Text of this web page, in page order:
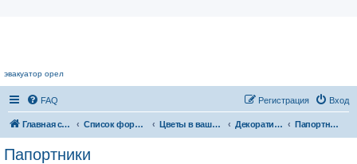
эвакуатор орел
FAQ Вход
Регистрация
Главная страница Список форумов Цветы в вашем доме Декоративнолиственные растения Папортники
Папортники